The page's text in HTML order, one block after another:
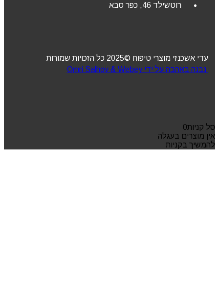
רוטשילד 46, כפר סבא
עדי אשכנזי מוצרי טיפוח ©2025 כל הזכויות שמורות
נבנה באהבה על ידי Omri Salhov & Webey
סל קניות0
אין מוצרים בעגלה
להמשיך בקניות